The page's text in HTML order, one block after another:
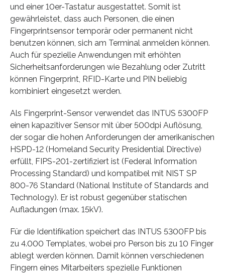
und einer 10er-Tastatur ausgestattet. Somit ist
gewährleistet, dass auch Personen, die einen
Fingerprintsensor temporär oder permanent nicht
benutzen können, sich am Terminal anmelden können.
Auch für spezielle Anwendungen mit erhöhten
Sicherheitsanforderungen wie Bezahlung oder Zutritt
können Fingerprint, RFID-Karte und PIN beliebig
kombiniert eingesetzt werden.
Als Fingerprint-Sensor verwendet das INTUS 5300FP
einen kapazitiver Sensor mit über 500dpi Auflösung,
der sogar die hohen Anforderungen der amerikanischen
HSPD-12 (Homeland Security Presidential Directive)
erfüllt, FIPS-201-zertifiziert ist (Federal Information
Processing Standard) und kompatibel mit NIST SP
800-76 Standard (National Institute of Standards and
Technology). Er ist robust gegenüber statischen
Aufladungen (max. 15kV).
Für die Identifikation speichert das INTUS 5300FP bis
zu 4.000 Templates, wobei pro Person bis zu 10 Finger
ablegt werden können. Damit können verschiedenen
Fingern eines Mitarbeiters spezielle Funktionen